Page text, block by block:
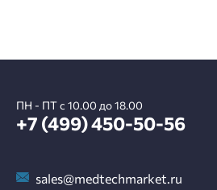
ПН - ПТ с 10.00 до 18.00
+7 (499) 450-50-56
sales@medtechmarket.ru